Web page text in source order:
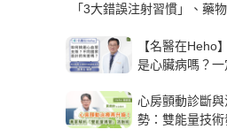
「3大錯誤注射習慣」、藥物
【名醫在Heho
是心臟病嗎？一
解析支架種類
關鍵
心房顫動診斷
勢：雙能量技術